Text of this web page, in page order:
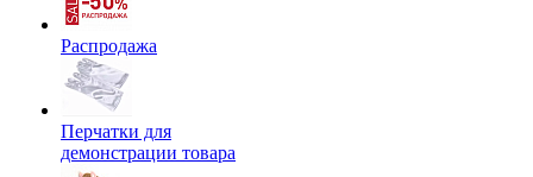
Распродажа
Перчатки для
демонстрации товара